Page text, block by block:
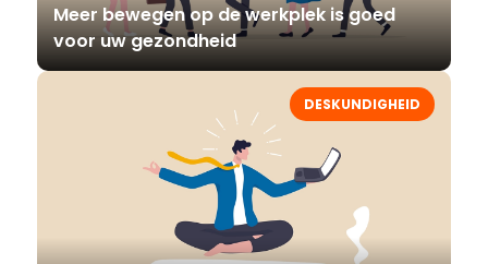
Meer bewegen op de werkplek is goed
voor uw gezondheid
DESKUNDIGHEID